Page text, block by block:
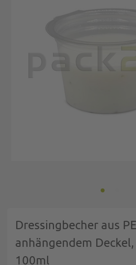
Dressingbecher aus
anhängendem
100ml